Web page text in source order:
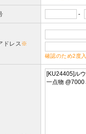
-
ドレス※
確認のため2度